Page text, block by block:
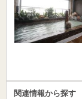
関連情報から探す